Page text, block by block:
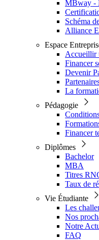
MBway -
Schéma
Alliance
Espace
Accueillir
Financer
Devenir
La
Pédagogie
Financer
Diplômes
Bachelor
MBA
Titres
Taux de
Vie Étudiante
Les
Nos
Notre
FAQ